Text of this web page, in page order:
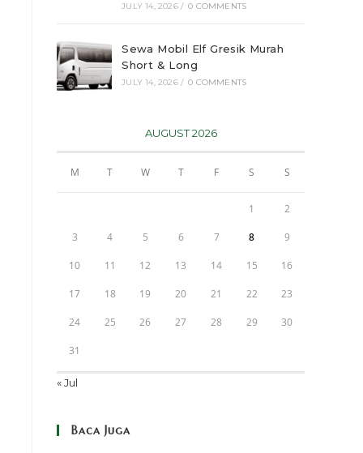
JULY 14, 2026 / 0 COMMENTS
Sewa Mobil Elf Gresik Murah
Short & Long
JULY 14, 2026 / 0 COMMENTS
AUGUST 2026
M T W T F S S
1 2
3 4 5 6 7 8 9
10 11 12 13 14 15 16
17 18 19 20 21 22 23
24 25 26 27 28 29 30
31
« Jul
Baca Juga